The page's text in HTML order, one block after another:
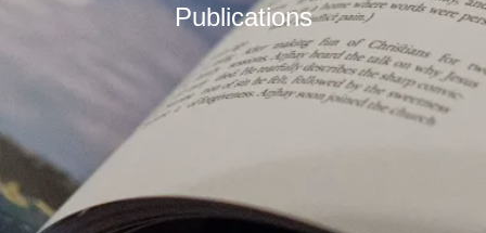
Publications